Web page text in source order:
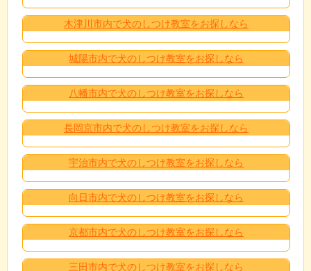
木津川市内で犬のしつけ教室をお探しなら
城陽市内で犬のしつけ教室をお探しなら
八幡市内で犬のしつけ教室をお探しなら
長岡京市内で犬のしつけ教室をお探しなら
宇治市内で犬のしつけ教室をお探しなら
向日市内で犬のしつけ教室をお探しなら
京都市内で犬のしつけ教室をお探しなら
三田市内で犬のしつけ教室をお探しなら